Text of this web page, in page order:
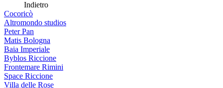
Indietro
Cocoricò
Altromondo studios
Peter Pan
Matis Bologna
Baia Imperiale
Byblos Riccione
Frontemare Rimini
Space Riccione
Villa delle Rose